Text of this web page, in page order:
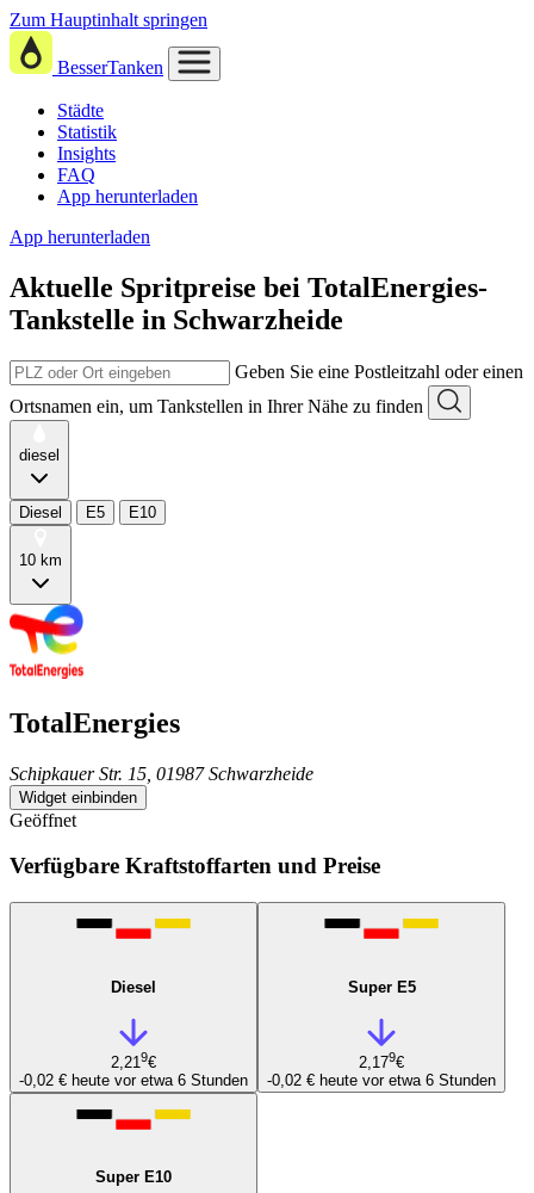
Zum Hauptinhalt springen
BesserTanken
Städte
Statistik
Insights
FAQ
App herunterladen
App herunterladen
Aktuelle Spritpreise bei TotalEnergies-
Tankstelle in Schwarzheide
Geben Sie eine Postleitzahl oder einen
Ortsnamen ein, um Tankstellen in Ihrer Nähe zu finden
diesel
Diesel E5 E10
10 km
TotalEnergies
Schipkauer Str. 15, 01987 Schwarzheide
Widget einbinden
Geöffnet
Verfügbare Kraftstoffarten und Preise
Diesel
2,219€
-0,02 € heute vor etwa 6 Stunden
Super E5
2,179€
-0,02 € heute vor etwa 6 Stunden
Super E10